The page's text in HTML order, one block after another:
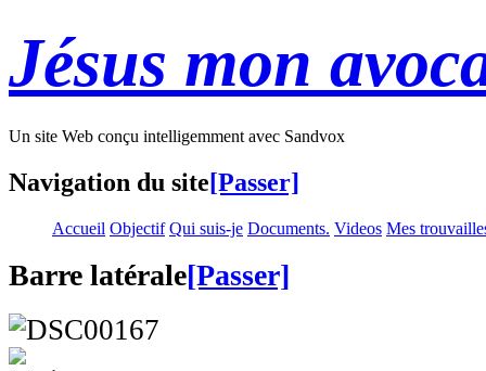
Jésus mon
Un site Web conçu intelligemment avec Sandvox
Navigation du site[Passer]
Accueil Objectif Qui suis-je Documents. Videos Mes
Barre latérale[Passer]